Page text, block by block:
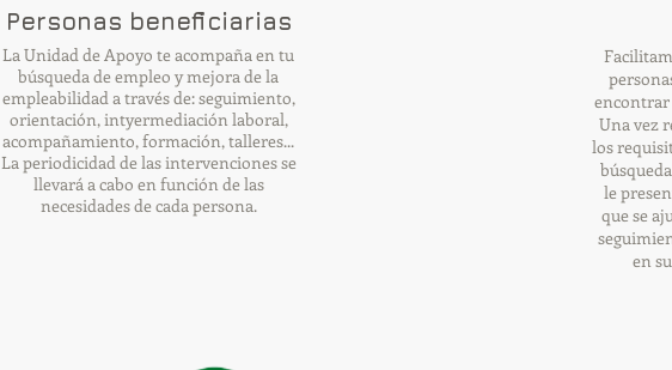
Personas beneficiarias
La Unidad de Apoyo te acompaña en tu
búsqueda de empleo y mejora de la
empleabilidad a través de: seguimiento,
orientación, intyermediación laboral,
acompañamiento, formación, talleres...
La periodicidad de las intervenciones se
llevará a cabo en función de las
necesidades de cada persona.
encontrar
Una vez
los
le
que se
en